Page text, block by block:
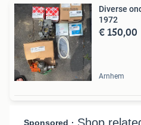
Diverse
1972
€ 150,00
Arnhem